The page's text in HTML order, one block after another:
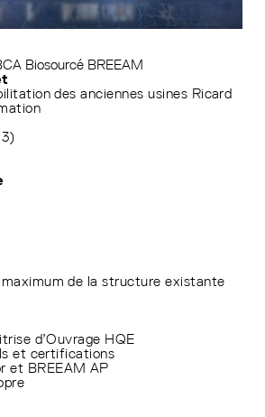
Biosourcé BREEAM
des anciennes usines Ricard
de la structure existante
d’Ouvrage HQE
et certifications
et BREEAM AP